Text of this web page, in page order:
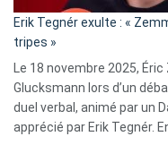
Erik Tegnér exulte : «
tripes »
Le 18 novembre 2025,
Glucksmann lors d’un
duel verbal, animé par un
apprécié par Erik Tegnér.